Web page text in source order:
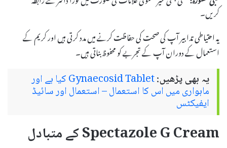
کریں۔
یہ احتیاطی تدابیر آپ کی صحت کی حفاظت کرنے میں مدد کرتی ہیں اور کریم کے
استعمال کے دوران آپ کے تجربے کو محفوظ بناتی ہیں۔
یہ بھی پڑھیں: Gynaecosid Tablet کیا ہے اور
ماہواری میں اس کا استعمال – استعمال اور سائیڈ
ایفیکٹس
Spectazole G Cream کے متبادل